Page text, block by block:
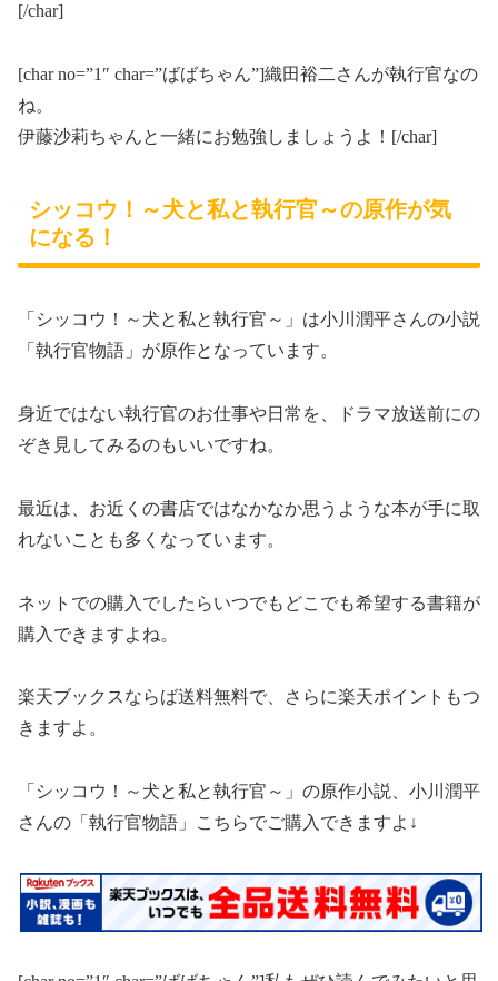
[/char]
[char no=”1″ char=”ばばちゃん”]織田裕二さんが執行官なの
ね。
伊藤沙莉ちゃんと一緒にお勉強しましょうよ！[/char]
シッコウ！～犬と私と執行官～の原作が気
になる！
「シッコウ！ ～犬と私と執行官～ 」は小川潤平さんの小説
「執行官物語」が原作となっています。
身近ではない執行官のお仕事や日常を、ドラマ放送前にの
ぞき見してみるのもいいですね。
最近は、お近くの書店ではなかなか思うような本が手に取
れないことも多くなっています。
ネットでの購入でしたらいつでもどこでも希望する書籍が
購入できますよね。
楽天ブックスならば送料無料で、さらに楽天ポイント もつ
きますよ。
「シッコウ！ ～犬と私と執行官～ 」 の原作小説、小川潤平
さんの「執行官物語」こちらでご購入できますよ↓